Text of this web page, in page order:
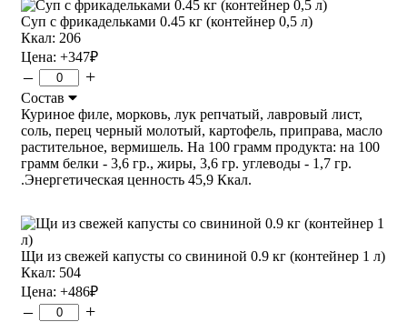
Суп с фрикадельками 0.45 кг (контейнер 0,5 л)
Ккал: 206
Цена: +347₽
– +
Состав
Куриное филе, морковь, лук репчатый, лавровый лист,
соль, перец черный молотый, картофель, приправа, масло
растительное, вермишель. На 100 грамм продукта: на 100
грамм белки - 3,6 гр., жиры, 3,6 гр. углеводы - 1,7 гр.
.Энергетическая ценность 45,9 Ккал.
Щи из свежей капусты со свининой 0.9 кг (контейнер 1 л)
Ккал: 504
Цена: +486₽
– +